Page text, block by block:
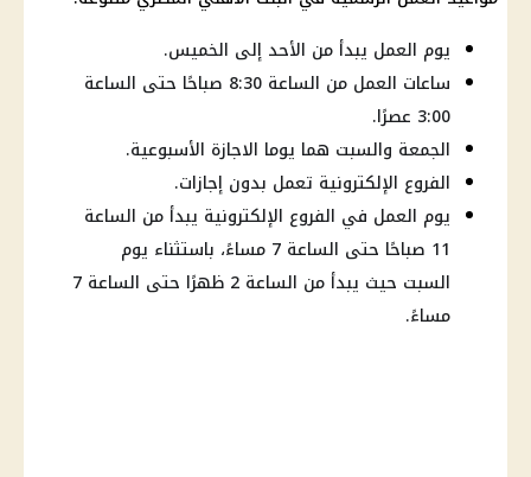
يوم العمل يبدأ من الأحد إلى الخميس.
ساعات العمل من الساعة 8:30 صباحًا حتى الساعة
3:00 عصرًا.
الجمعة والسبت هما يوما الاجازة الأسبوعية.
الفروع الإلكترونية تعمل بدون إجازات.
يوم العمل في الفروع الإلكترونية يبدأ من الساعة
11 صباحًا حتى الساعة 7 مساءً، باستثناء يوم
السبت حيث يبدأ من الساعة 2 ظهرًا حتى الساعة 7
مساءً.